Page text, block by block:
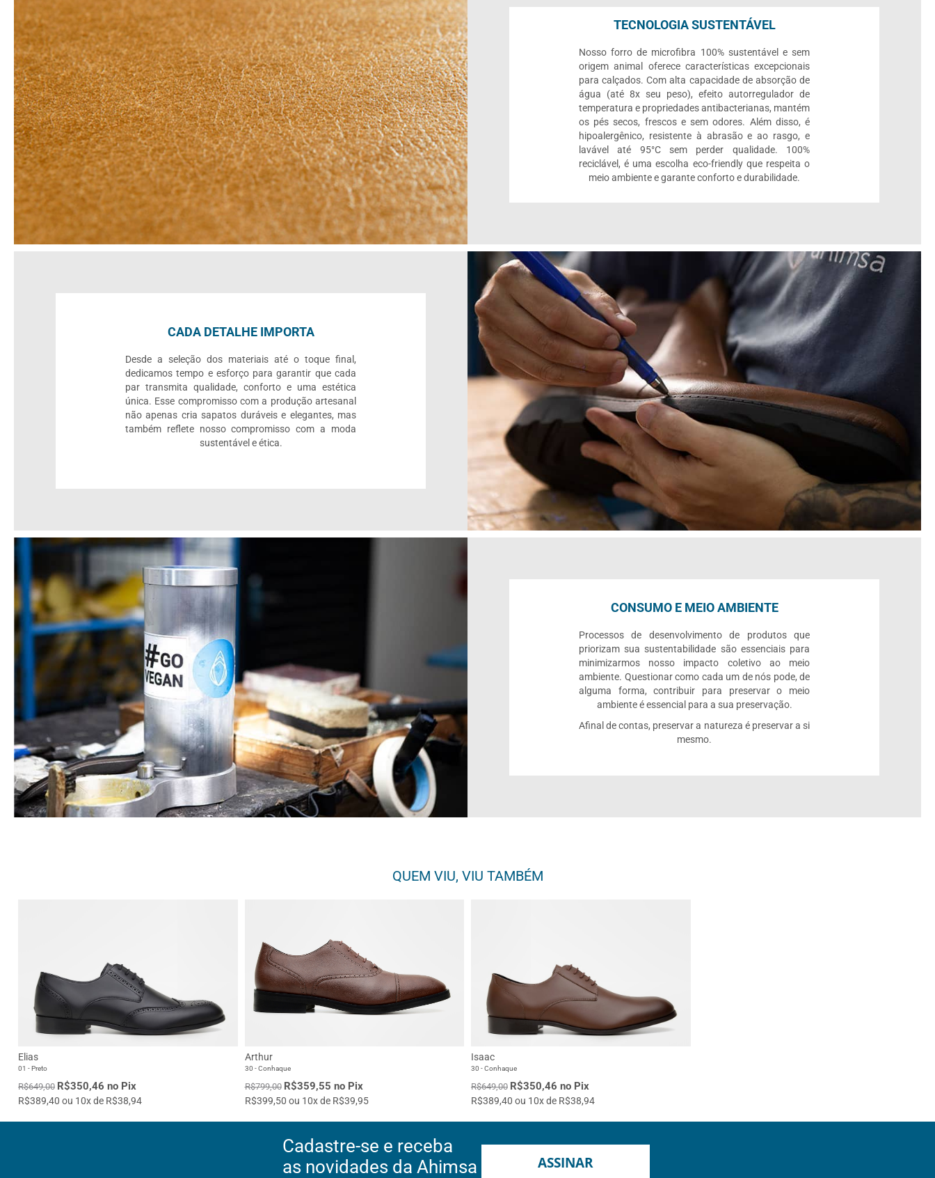
TECNOLOGIA SUSTENTÁVEL
Nosso forro de microfibra 100% sustentável e sem
origem animal oferece características excepcionais
para calçados. Com alta capacidade de absorção de
água (até 8x seu peso), efeito autorregulador de
temperatura e propriedades antibacterianas, mantém
os pés secos, frescos e sem odores. Além disso, é
hipoalergênico, resistente à abrasão e ao rasgo, e
lavável até 95°C sem perder qualidade. 100%
reciclável, é uma escolha eco-friendly que respeita o
meio ambiente e garante conforto e durabilidade.
CADA DETALHE IMPORTA
Desde a seleção dos materiais até o toque final,
dedicamos tempo e esforço para garantir que cada
par transmita qualidade, conforto e uma estética
única. Esse compromisso com a produção artesanal
não apenas cria sapatos duráveis e elegantes, mas
também reflete nosso compromisso com a moda
sustentável e ética.
CONSUMO E MEIO AMBIENTE
Processos de desenvolvimento de produtos que
priorizam sua sustentabilidade são essenciais para
minimizarmos nosso impacto coletivo ao meio
ambiente. Questionar como cada um de nós pode, de
alguma forma, contribuir para preservar o meio
ambiente é essencial para a sua preservação.
Afinal de contas, preservar a natureza é preservar a si
mesmo.
QUEM VIU, VIU TAMBÉM
Elias
01 - Preto
R$649,00 R$350,46 no Pix
R$389,40 ou 10x de R$38,94
Arthur
30 - Conhaque
R$799,00 R$359,55 no Pix
R$399,50 ou 10x de R$39,95
Isaac
30 - Conhaque
R$649,00 R$350,46 no Pix
R$389,40 ou 10x de R$38,94
Cadastre-se e receba
as novidades da Ahimsa
ASSINAR